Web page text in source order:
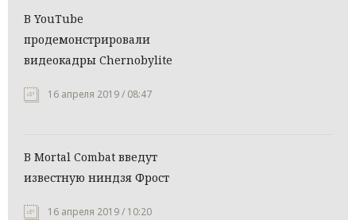
В YouTube
продемонстрировали
видеокадры Chernobylite
16 апреля 2019 / 08:47
В Mortal Combat введут
известную ниндзя Фрост
16 апреля 2019 / 10:20